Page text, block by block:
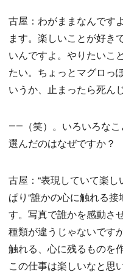
古屋：わがままなんです
ます。楽しいことが好き
いんですよ。やりたいこ
たい。ちょっとマグロっ
いうか、止まったら死ん
――（笑）。いろいろな
選んだのはなぜですか？
古屋：“表現していて楽
ぱり“誰かの心に触れる
す。写真で誰かを感動さ
種類が違うじゃないです
触れる、心に残るものを
この仕事は楽しいなと思